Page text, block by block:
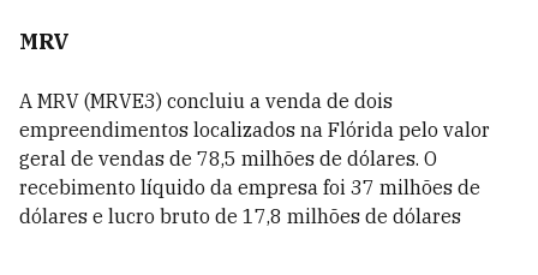
MRV
A MRV (MRVE3) concluiu a venda de dois
empreendimentos localizados na Flórida pelo valor
geral de vendas de 78,5 milhões de dólares. O
recebimento líquido da empresa foi 37 milhões de
dólares e lucro bruto de 17,8 milhões de dólares